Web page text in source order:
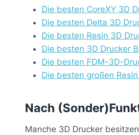
Die besten CoreXY 3D
Die besten Delta 3D
Die besten Resin 3D
Die besten 3D Drucker
Die besten FDM-3D-
Die besten großen
Nach
Manche 3D Drucker